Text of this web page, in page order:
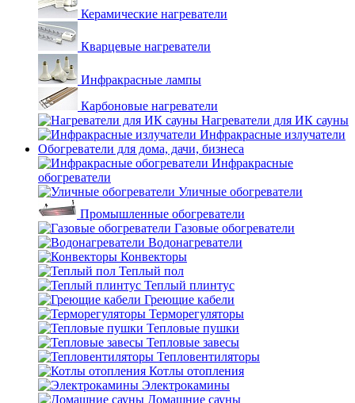
Керамические нагреватели
Кварцевые нагреватели
Инфракрасные лампы
Карбоновые нагреватели
Нагреватели для ИК сауны
Инфракрасные излучатели
Обогреватели для дома, дачи, бизнеса
Инфракрасные
обогреватели
Уличные обогреватели
Промышленные обогреватели
Газовые обогреватели
Водонагреватели
Конвекторы
Теплый пол
Теплый плинтус
Греющие кабели
Терморегуляторы
Тепловые пушки
Тепловые завесы
Тепловентиляторы
Котлы отопления
Электрокамины
Домашние сауны